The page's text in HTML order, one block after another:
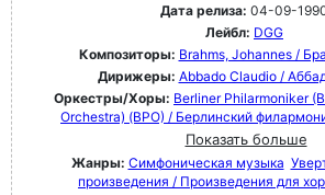
Дата релиза: 04-09-
Лейбл: DGG
Композиторы: Brahms, Johannes /
Дирижеры: Abbado Claudio /
Оркестры/Хоры: Berliner Philarmoniker
Orchestra) (BPO) / Берлинский
Показать больше
Жанры: Симфоническая музыка
произведения / Произведения для